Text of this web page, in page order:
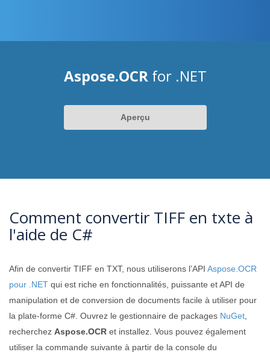
Aspose.OCR for .NET
Aperçu
Comment convertir TIFF en txte à
l'aide de C#
Afin de convertir TIFF en TXT, nous utiliserons l’API Aspose.OCR
pour .NET qui est riche en fonctionnalités, puissante et API de
manipulation et de conversion de documents facile à utiliser pour
la plate-forme C#. Ouvrez le gestionnaire de packages NuGet
recherchez Aspose.OCR et installez. Vous pouvez également
utiliser la commande suivante à partir de la console du